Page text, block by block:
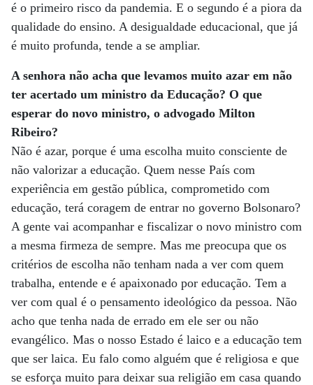
é o primeiro risco da pandemia. E o segundo é a piora da
qualidade do ensino. A desigualdade educacional, que já
é muito profunda, tende a se ampliar.
A senhora não acha que levamos muito azar em não
ter acertado um ministro da Educação? O que
esperar do novo ministro, o advogado Milton
Ribeiro?
Não é azar, porque é uma escolha muito consciente de
não valorizar a educação. Quem nesse País com
experiência em gestão pública, comprometido com
educação, terá coragem de entrar no governo Bolsonaro?
A gente vai acompanhar e fiscalizar o novo ministro com
a mesma firmeza de sempre. Mas me preocupa que os
critérios de escolha não tenham nada a ver com quem
trabalha, entende e é apaixonado por educação. Tem a
ver com qual é o pensamento ideológico da pessoa. Não
acho que tenha nada de errado em ele ser ou não
evangélico. Mas o nosso Estado é laico e a educação tem
que ser laica. Eu falo como alguém que é religiosa e que
se esforça muito para deixar sua religião em casa quando